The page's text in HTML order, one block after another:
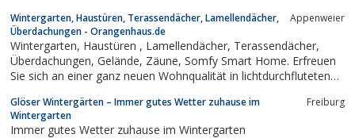
Wintergarten, Haustüren, Terassendächer, Lamellendächer,
Überdachungen - Orangenhaus.de
Appenweier
Wintergarten, Haustüren , Lamellendächer, Terassendächer,
Überdachungen, Gelände, Zäune, Somfy Smart Home. Erfreuen
Sie sich an einer ganz neuen Wohnqualität in lichtdurchfluteten
Sie Ihren Traum vom eigenen Wohnwintergarten.
Glöser Wintergärten – Immer gutes Wetter zuhause im
Wintergarten
Freiburg
Immer gutes Wetter zuhause im Wintergarten